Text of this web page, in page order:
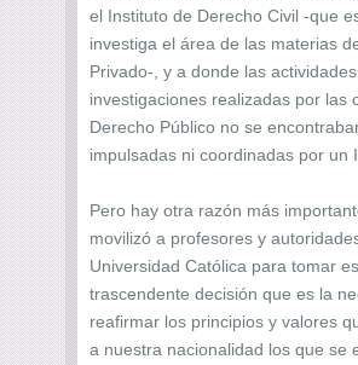
el Instituto de Derecho Civil -que
investiga el área de las materias
Privado-, y a donde las
investigaciones realizadas por las
Derecho Público no se
impulsadas ni coordinadas por un
Pero hay otra razón más
movilizó a profesores y
Universidad Católica para tomar
trascendente decisión que es la
reafirmar los principios y valores
a nuestra nacionalidad los que se